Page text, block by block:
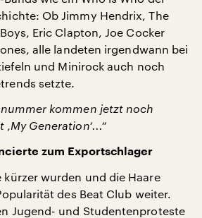
Ob Jimmy Hendrix, The
Eric Clapton, Joe Cocker
alle landeten irgendwann bei
und Minirock auch noch
setzte.
kommen jetzt noch
Generation‘...“
zum Exportschlager
kürzer wurden und die Haare
des Beat Club weiter.
Jugend- und Studentenproteste